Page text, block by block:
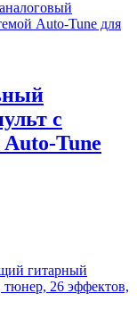
с
Tune